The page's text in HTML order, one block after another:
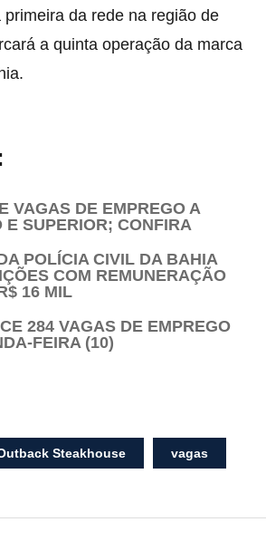
primeira da rede na região de
a quinta operação da marca
VAGAS DE EMPREGO A
E SUPERIOR; CONFIRA
POLÍCIA CIVIL DA BAHIA
COM REMUNERAÇÃO
16 MIL
284 VAGAS DE EMPREGO
FEIRA (10)
Steakhouse vagas